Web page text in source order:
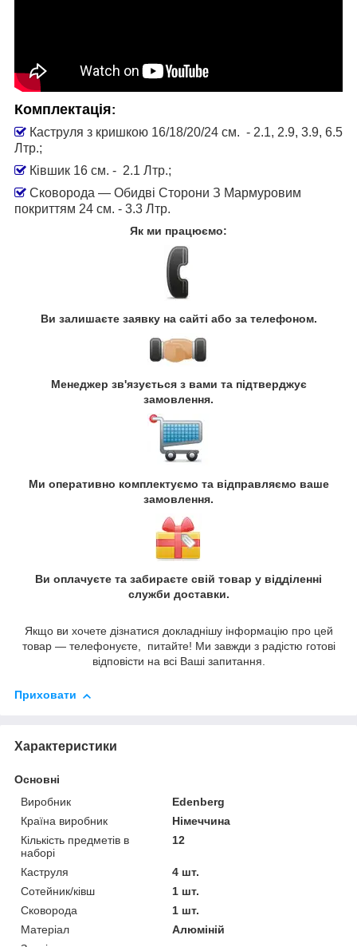
Комплектація:
Каструля з кришкою 16/18/20/24 см. - 2.1, 2.9, 3.9, 6.5
Лтр.;
Ківшик 16 см. - 2.1 Лтр.;
Сковорода — Обидві Сторони З Мармуровим
покриттям 24 см. - 3.3 Лтр.
Як ми працюємо:
Ви залишаєте заявку на сайті або за телефоном.
Менеджер зв'язується з вами та підтверджує
замовлення.
Ми оперативно комплектуємо та відправляємо ваше
замовлення.
Ви оплачуєте та забираєте свій товар у відділенні
служби доставки.
Якщо ви хочете дізнатися докладнішу інформацію про цей
товар — телефонуєте, питайте! Ми завжди з радістю готові
відповісти на всі Ваші запитання.
Приховати
Характеристики
Основні
Виробник
Edenberg
Країна виробник
Німеччина
Кількість предметів в
наборі
12
Каструля
4 шт.
Сотейник/ківш
1 шт.
Сковорода
1 шт.
Матеріал
Алюміній